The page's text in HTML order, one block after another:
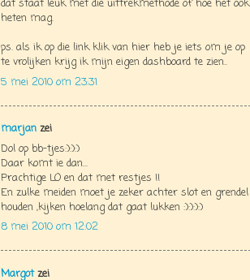
dat staat leuk met die uittrekmethode of hoe het ook
heten mag.
ps. als ik op die link klik van hier heb je iets om je op
te vrolijken krijg ik mijn eigen dashboard te zien..
5 mei 2010 om 23:31
marjan zei
Dol op bb-tjes:):):)
Daar komt ie dan...
Prachtige LO en dat met restjes !!
En zulke meiden moet je zeker achter slot en grendel
houden ,kijken hoelang dat gaat lukken :):):):)
8 mei 2010 om 12:02
Margotzei